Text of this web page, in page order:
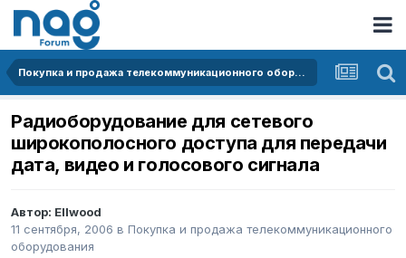
Покупка и продажа телекоммуникационного оборудования
Радиоборудование для сетевого
широкополосного доступа для передачи
дата, видео и голосового сигнала
Автор: Ellwood
11 сентября, 2006 в Покупка и продажа телекоммуникационного
оборудования